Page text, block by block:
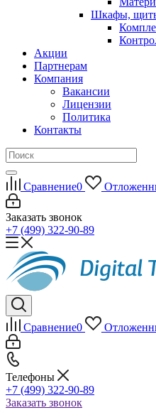
Шкафы,
Акции
Партнерам
Компания
Вакансии
Лицензии
Политика
Контакты
Сравнение0
Заказать звонок
+7 (499) 322-90-89
Сравнение0
Телефоны
+7 (499) 322-90-89
Заказать звонок